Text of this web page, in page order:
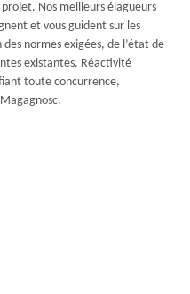
Nos meilleurs élagueurs
et vous guident sur les
normes exigées, de l’état de
existantes. Réactivité
toute concurrence,